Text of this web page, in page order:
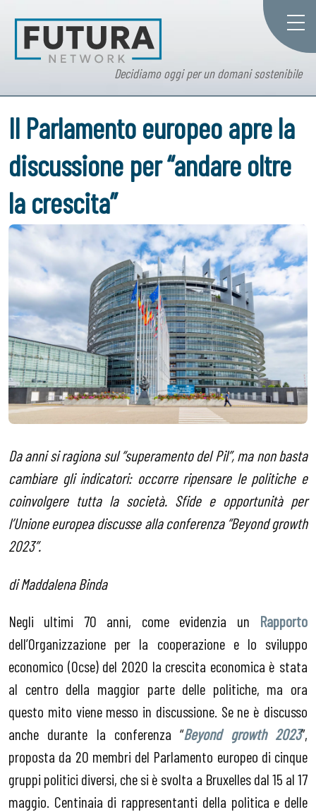
Decidiamo oggi per un domani sostenibile
Il Parlamento europeo apre la
discussione per “andare oltre
la crescita”
Da anni si ragiona sul “superamento del Pil”, ma non basta
cambiare gli indicatori: occorre ripensare le politiche e
coinvolgere tutta la società. Sfide e opportunità per
l’Unione europea discusse alla conferenza “Beyond growth
2023”.
di Maddalena Binda
Negli ultimi 70 anni, come evidenzia un Rapporto
dell’Organizzazione per la cooperazione e lo sviluppo
economico (Ocse) del 2020 la crescita economica è stata
al centro della maggior parte delle politiche, ma ora
questo mito viene messo in discussione. Se ne è discusso
anche durante la conferenza “Beyond growth 2023”,
proposta da 20 membri del Parlamento europeo di cinque
gruppi politici diversi, che si è svolta a Bruxelles dal 15 al 17
maggio. Centinaia di rappresentanti della politica e delle